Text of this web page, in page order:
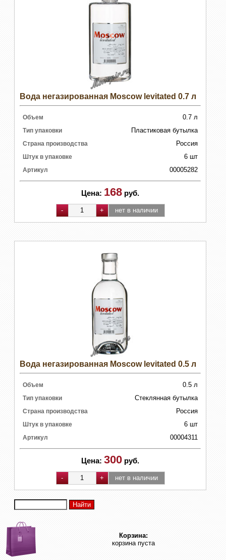
Вода негазированная Moscow levitated 0.7 л
Объем 0.7 л
Тип упаковки Пластиковая бутылка
Страна производства Россия
Штук в упаковке 6 шт
Артикул 00005282
Цена: 168 руб.
Вода негазированная Moscow levitated 0.5 л
Объем 0.5 л
Тип упаковки Стеклянная бутылка
Страна производства Россия
Штук в упаковке 6 шт
Артикул 00004311
Цена: 300 руб.
Корзина:
корзина пуста